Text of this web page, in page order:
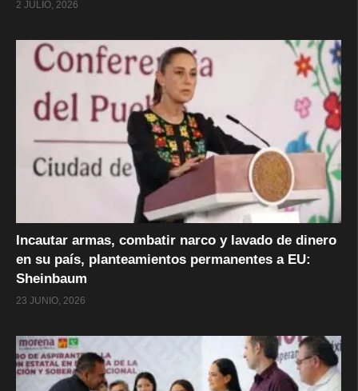
2 JULIO, 2026
Incautar armas, combatir narco y lavado de dinero
en su país, planteamientos permanentes a EU:
Sheinbaum
23 JUNIO, 2026